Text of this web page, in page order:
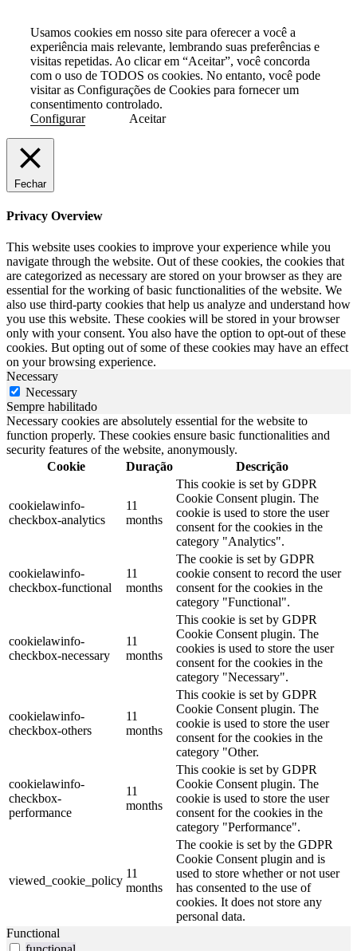
Usamos cookies em nosso site para oferecer a você a
experiência mais relevante, lembrando suas preferências e
visitas repetidas. Ao clicar em “Aceitar”, você concorda
com o uso de TODOS os cookies. No entanto, você pode
visitar as Configurações de Cookies para fornecer um
consentimento controlado.
Configurar
Aceitar
Fechar
Privacy Overview
This website uses cookies to improve your experience while you
navigate through the website. Out of these cookies, the cookies that
are categorized as necessary are stored on your browser as they are
essential for the working of basic functionalities of the website. We
also use third-party cookies that help us analyze and understand how
you use this website. These cookies will be stored in your browser
only with your consent. You also have the option to opt-out of these
cookies. But opting out of some of these cookies may have an effect
on your browsing experience.
Necessary
Necessary
Sempre habilitado
Necessary cookies are absolutely essential for the website to
function properly. These cookies ensure basic functionalities and
security features of the website, anonymously.
Cookie
Duração Descrição
cookielawinfo-
checkbox-analytics
11
months
This cookie is set by GDPR
Cookie Consent plugin. The
cookie is used to store the user
consent for the cookies in the
category "Analytics".
cookielawinfo-
checkbox-functional
11
months
The cookie is set by GDPR
cookie consent to record the user
consent for the cookies in the
category "Functional".
cookielawinfo-
checkbox-necessary
11
months
This cookie is set by GDPR
Cookie Consent plugin. The
cookies is used to store the user
consent for the cookies in the
category "Necessary".
cookielawinfo-
checkbox-others
11
months
This cookie is set by GDPR
Cookie Consent plugin. The
cookie is used to store the user
consent for the cookies in the
category "Other.
cookielawinfo-
checkbox-
performance
11
months
This cookie is set by GDPR
Cookie Consent plugin. The
cookie is used to store the user
consent for the cookies in the
category "Performance".
viewed_cookie_policy
11
months
The cookie is set by the GDPR
Cookie Consent plugin and is
used to store whether or not user
has consented to the use of
cookies. It does not store any
personal data.
Functional